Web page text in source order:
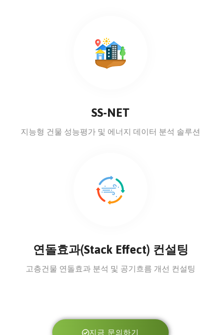
SS-NET
지능형 건물 성능평가 및 에너지 데이터 분석 솔루션
연돌효과(Stack Effect) 컨설팅
고층건물 연돌효과 분석 및 공기흐름 개선 컨설팅
지금 문의하기